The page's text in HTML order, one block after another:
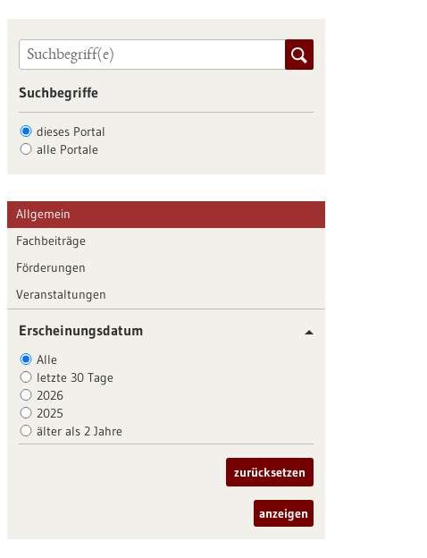
Suchbegriffe
dieses Portal
alle Portale
Allgemein
Fachbeiträge
Förderungen
Veranstaltungen
Erscheinungsdatum
Alle
letzte 30 Tage
2026
2025
älter als 2 Jahre
zurücksetzen
anzeigen